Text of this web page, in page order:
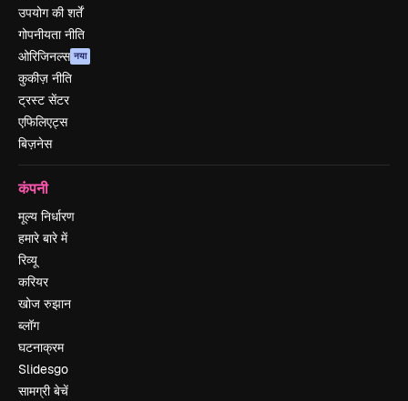
उपयोग की शर्तें
गोपनीयता नीति
ओरिजिनल्स नया
कुकीज़ नीति
ट्रस्ट सेंटर
एफिलिएट्स
बिज़नेस
कंपनी
मूल्य निर्धारण
हमारे बारे में
रिव्यू
करियर
खोज रुझान
ब्लॉग
घटनाक्रम
Slidesgo
सामग्री बेचें